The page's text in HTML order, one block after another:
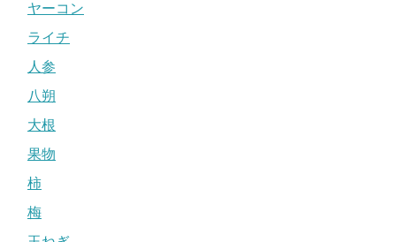
ヤーコン
ライチ
人参
八朔
大根
果物
柿
梅